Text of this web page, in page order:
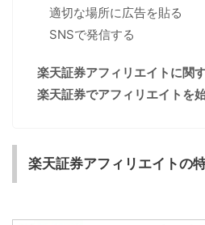
適切な場所に広告を貼る
SNSで発信する
楽天証券アフィリエイトに関
楽天証券でアフィリエイトを
楽天証券アフィリエイトの